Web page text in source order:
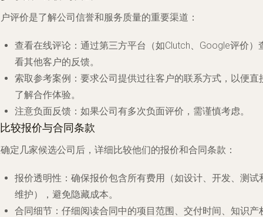
评价是了解公司信誉和服务质量的重要渠道：
查看在线评论 ：通过第三方平台（如Clutch、Google评价）
看其他客户的反馈。
索取参考案例 ：要求公司提供过往客户的联系方式，以便直
了解合作体验。
注意负面反馈 ：如果公司有多次负面评价，需谨慎考虑。
较报价与合同条款
定几家候选公司后，详细比较他们的报价和合同条款：
报价透明性 ：确保报价包含所有费用（如设计、开发、测试
维护），避免隐藏成本。
合同细节 ：仔细阅读合同中的项目范围、交付时间、知识产